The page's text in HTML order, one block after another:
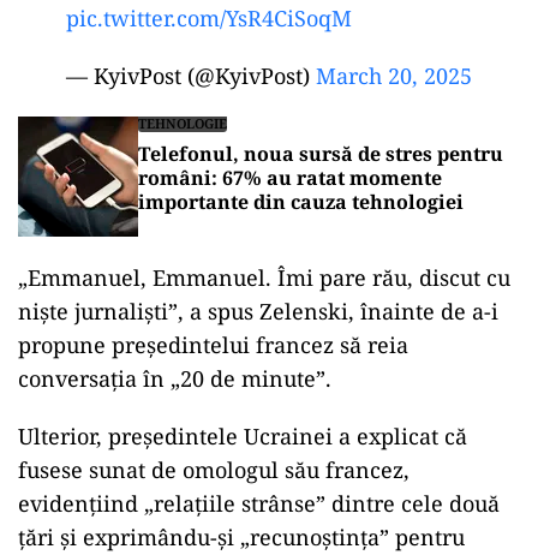
pic.twitter.com/YsR4CiSoqM
— KyivPost (@KyivPost) March 20, 2025
TEHNOLOGIE
Telefonul, noua sursă de stres pentru
români: 67% au ratat momente
importante din cauza tehnologiei
„Emmanuel, Emmanuel. Îmi pare rău, discut cu
niște jurnaliști”, a spus Zelenski, înainte de a-i
propune președintelui francez să reia
conversația în „20 de minute”.
Ulterior, preşedintele Ucrainei a explicat că
fusese sunat de omologul său francez,
evidențiind „relațiile strânse” dintre cele două
țări și exprimându-și „recunoștința” pentru